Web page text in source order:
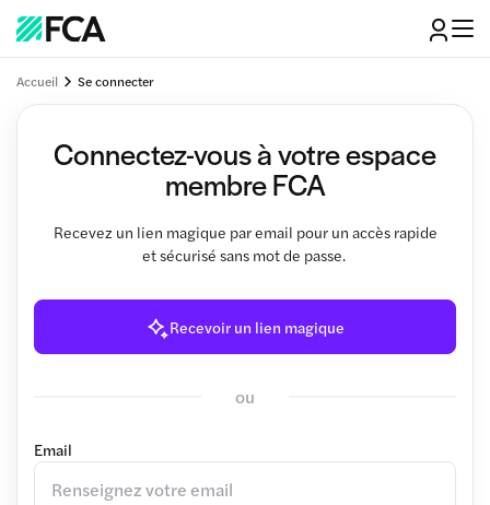
Accueil Se connecter
Connectez-vous à votre espace
membre FCA
Recevez un lien magique par email pour un accès rapide
et sécurisé sans mot de passe.
Recevoir un lien magique
ou
Email